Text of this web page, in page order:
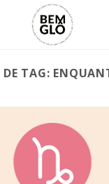
TAG: